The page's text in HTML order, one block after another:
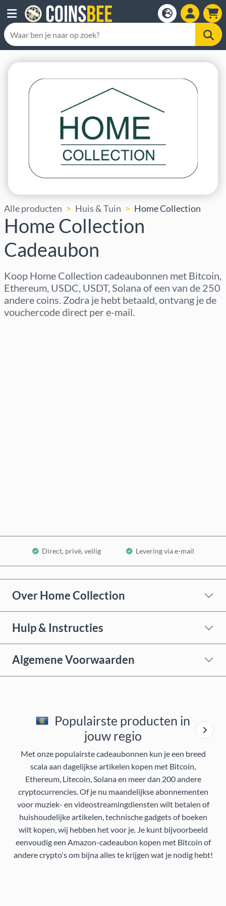
Alle producten Huis & Tuin Home Collection
Home Collection
Cadeaubon
Koop Home Collection cadeaubonnen met Bitcoin,
Ethereum, USDC, USDT, Solana of een van de 250
andere coins. Zodra je hebt betaald, ontvang je de
vouchercode direct per e-mail.
Direct, privé, veilig Levering via e-mail
Over Home Collection
Hulp & Instructies
Algemene Voorwaarden
Populairste producten in
jouw regio
Met onze populairste cadeaubonnen kun je een breed
scala aan dagelijkse artikelen kopen met Bitcoin,
Ethereum, Litecoin, Solana en meer dan 200 andere
cryptocurrencies. Of je nu maandelijkse abonnementen
voor muziek- en videostreamingdiensten wilt betalen of
huishoudelijke artikelen, technische gadgets of boeken
wilt kopen, wij hebben het voor je. Je kunt bijvoorbeeld
eenvoudig een Amazon-cadeaubon kopen met Bitcoin of
andere crypto's om bijna alles te krijgen wat je nodig hebt!